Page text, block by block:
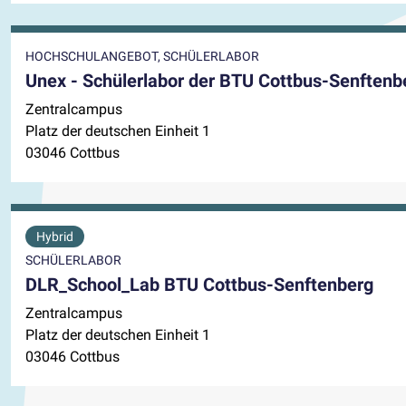
HOCHSCHULANGEBOT, SCHÜLERLABOR
Unex - Schülerlabor der BTU Cottbus-
Zentralcampus
Platz der deutschen Einheit 1
03046 Cottbus
Hybrid
SCHÜLERLABOR
DLR_School_Lab BTU Cottbus-Senftenberg
Zentralcampus
Platz der deutschen Einheit 1
03046 Cottbus